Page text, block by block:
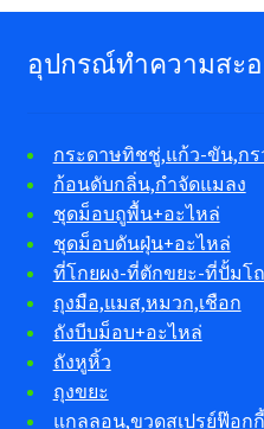
อุปกรณ์ทำความสะ
กระดาษทิชชู่,แก้ว-ขัน,ก
ก้อนดับกลิ่น,กำจัดแมลง
ชุดม็อบถูพื้น+อะไหล่
ชุดม็อบดันฝุ่น+อะไหล่
ที่โกยผง-ที่ตักขยะ-ที่ปั้มโถ
ถุงมือ,แมส,หมวก,เชือก
ถังบีบม็อบ+อะไหล่
ถังหูหิ้ว
ถุงขยะ
แกลลอน,ขวดสเปรย์ฟ๊อกกี้